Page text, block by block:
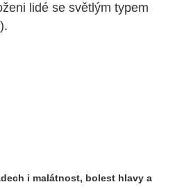
lidé se světlým typem
i malátnost, bolest hlavy a